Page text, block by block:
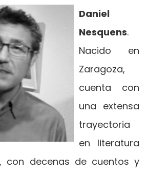
Daniel
Nesquens.
Nacido en
Zaragoza,
cuenta con
una extensa
trayectoria
en literatura
con decenas de cuentos y